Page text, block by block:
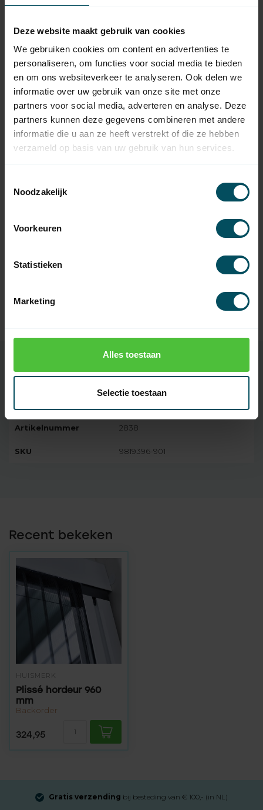
Deze website maakt gebruik van cookies
We gebruiken cookies om content en advertenties te
personaliseren, om functies voor social media te bieden
en om ons websiteverkeer te analyseren. Ook delen we
informatie over uw gebruik van onze site met onze
partners voor social media, adverteren en analyse. Deze
partners kunnen deze gegevens combineren met andere
informatie die u aan ze heeft verstrekt of die ze hebben
verzameld op basis van uw gebruik van hun services.
Noodzakelijk
Voorkeuren
Statistieken
Marketing
Alles toestaan
Selectie toestaan
Vraag het de expert
Gerelateerde producten
HUISMERK
Huismerk Bovenrails plissé
hordeur
Op voorraad
49,95
Op voorraad
HUISMERK
Huismerk Sluitclip plissé
hordeur 4,95
Specificaties
Artikelnummer 2838
SKU 9819396-901
Recent bekeken
HUISMERK
Plissé hordeur 960
mm
Backorder
324,95
Gratis verzending bij besteding van € 100,- (in NL)